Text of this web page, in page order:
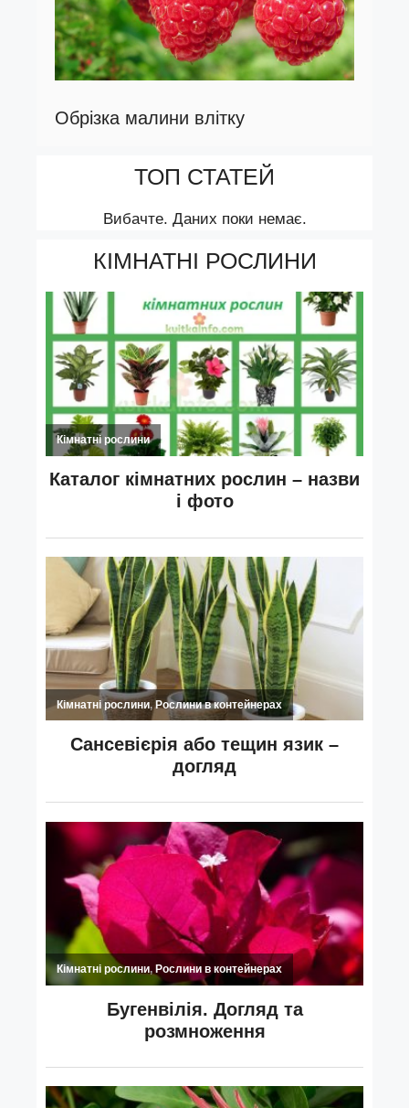
Обрізка малини влітку
ТОП СТАТЕЙ
Вибачте. Даних поки немає.
КІМНАТНІ РОСЛИНИ